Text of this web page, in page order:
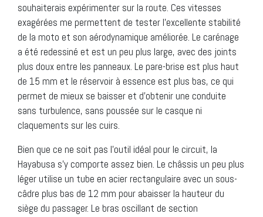
souhaiterais expérimenter sur la route. Ces vitesses
exagérées me permettent de tester l’excellente stabilité
de la moto et son aérodynamique améliorée. Le carénage
a été redessiné et est un peu plus large, avec des joints
plus doux entre les panneaux. Le pare-brise est plus haut
de 15 mm et le réservoir à essence est plus bas, ce qui
permet de mieux se baisser et d’obtenir une conduite
sans turbulence, sans poussée sur le casque ni
claquements sur les cuirs.
Bien que ce ne soit pas l’outil idéal pour le circuit, la
Hayabusa s’y comporte assez bien. Le châssis un peu plus
léger utilise un tube en acier rectangulaire avec un sous-
câdre plus bas de 12 mm pour abaisser la hauteur du
siège du passager. Le bras oscillant de section